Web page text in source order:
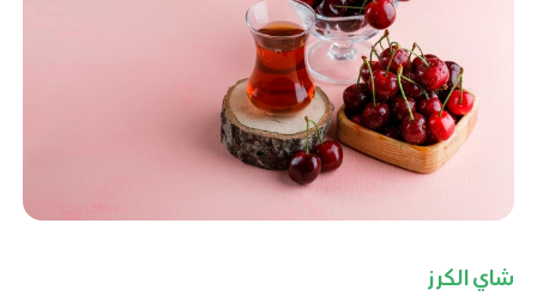
شاي الكرز